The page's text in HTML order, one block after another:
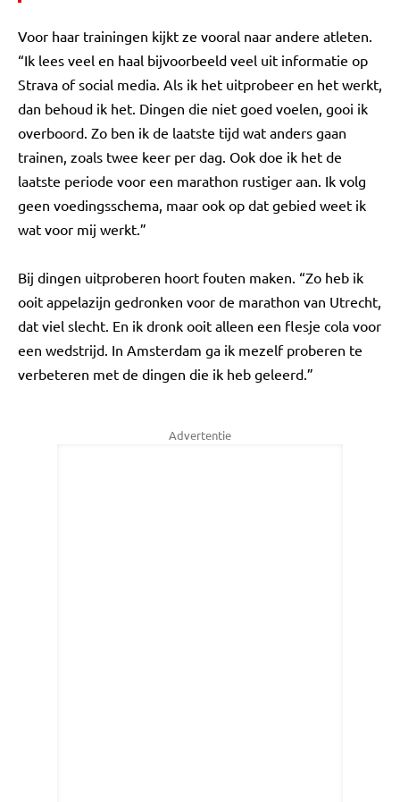
Voor haar trainingen kijkt ze vooral naar andere atleten.
“Ik lees veel en haal bijvoorbeeld veel uit informatie op
Strava of social media. Als ik het uitprobeer en het werkt,
dan behoud ik het. Dingen die niet goed voelen, gooi ik
overboord. Zo ben ik de laatste tijd wat anders gaan
trainen, zoals twee keer per dag. Ook doe ik het de
laatste periode voor een marathon rustiger aan. Ik volg
geen voedingsschema, maar ook op dat gebied weet ik
wat voor mij werkt.”
Bij dingen uitproberen hoort fouten maken. “Zo heb ik
ooit appelazijn gedronken voor de marathon van Utrecht,
dat viel slecht. En ik dronk ooit alleen een flesje cola voor
een wedstrijd. In Amsterdam ga ik mezelf proberen te
verbeteren met de dingen die ik heb geleerd.”
Advertentie